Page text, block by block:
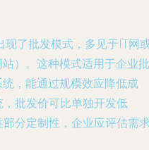
了批发模式，多见于IT网
）。这种模式适用于企业批
，能通过规模效应降低成
批发价可比单独开发低
分定制性，企业应评估需